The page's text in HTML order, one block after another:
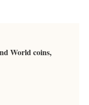
World coins,